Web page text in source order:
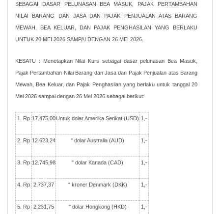
SEBAGAI DASAR PELUNASAN BEA MASUK, PAJAK PERTAMBAHAN
NILAI BARANG DAN JASA DAN PAJAK PENJUALAN ATAS BARANG
MEWAH, BEA KELUAR, DAN PAJAK PENGHASILAN YANG BERLAKU
UNTUK 20 MEI 2026 SAMPAI DENGAN 26 MEI 2026.
KESATU : Menetapkan Nilai Kurs sebagai dasar pelunasan Bea Masuk,
Pajak Pertambahan Nilai Barang dan Jasa dan Pajak Penjualan atas Barang
Mewah, Bea Keluar, dan Pajak Penghasilan yang berlaku untuk tanggal 20
Mei 2026 sampai dengan 26 Mei 2026 sebagai berikut:
1. Rp 17.475,00Untuk dolar Amerika Serikat (USD) 1,-
2. Rp 12.623,24 " dolar Australia (AUD) 1,-
3. Rp 12.745,98 " dolar Kanada (CAD) 1,-
4. Rp 2.737,37 " kroner Denmark (DKK) 1,-
5. Rp 2.231,75 " dolar Hongkong (HKD) 1,-